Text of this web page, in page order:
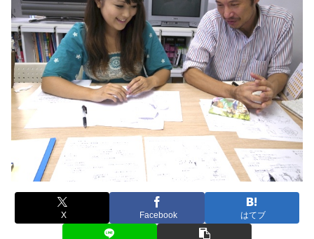
X Facebook はてブ